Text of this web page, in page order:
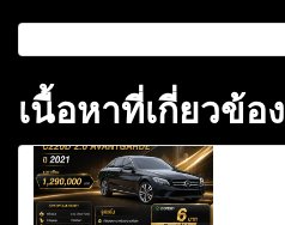
เนื้อหาที่เกี่ยวข้อง